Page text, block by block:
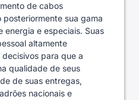
de cabos
sua gama
energia e especiais. Suas
altamente
para que a
qualidade de seus
de suas entregas,
nacionais e